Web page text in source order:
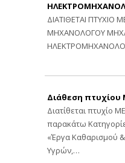
ΔΙΑΤΙΘΕΤΑΙ ΠΤΥΧΙΟ
ΜΗΧΑΝΟΛΟΓΟΥ
Διάθεση πτυχίου
Διατίθεται πτυχίο
παρακάτω
«Έργα Καθαρισμού
Υγρών,…